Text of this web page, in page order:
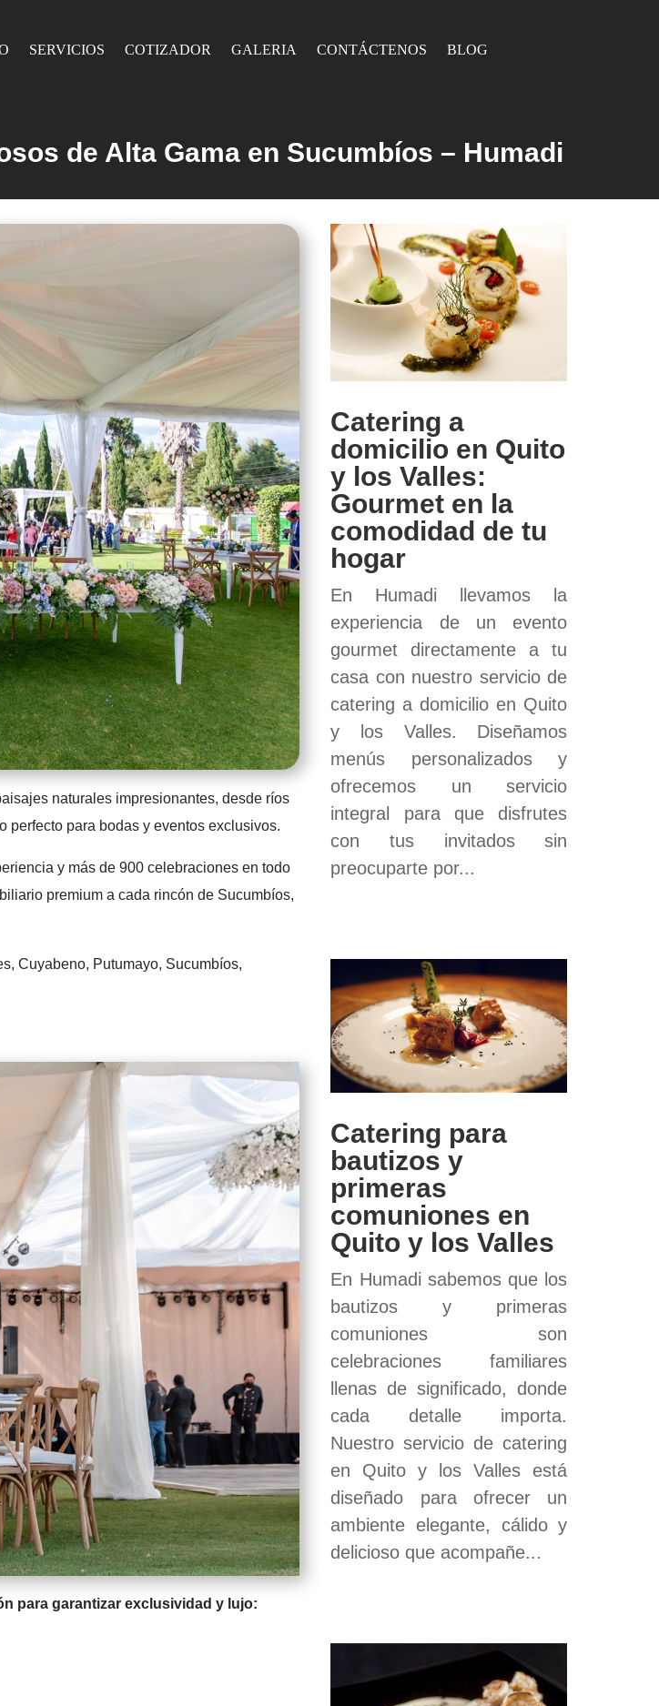
SERVICIOS COTIZADOR GALERIA CONTÁCTENOS BLOG
de Alta Gama en Sucumbíos – Humadi
naturales impresionantes, desde ríos
perfecto para bodas y eventos exclusivos.
y más de 900 celebraciones en todo
premium a cada rincón de Sucumbíos,
Cuyabeno, Putumayo, Sucumbíos,
para garantizar exclusividad y lujo:
Catering a
domicilio en Quito
y los Valles:
Gourmet en la
comodidad de tu
hogar
En Humadi llevamos la
experiencia de un evento
gourmet directamente a tu
casa con nuestro servicio de
catering a domicilio en Quito
y los Valles. Diseñamos
menús personalizados y
ofrecemos un servicio
integral para que disfrutes
con tus invitados sin
preocuparte por...
Catering para
bautizos y
primeras
comuniones en
Quito y los Valles
En Humadi sabemos que los
bautizos y primeras
comuniones son
celebraciones familiares
llenas de significado, donde
cada detalle importa.
Nuestro servicio de catering
en Quito y los Valles está
diseñado para ofrecer un
ambiente elegante, cálido y
delicioso que acompañe...